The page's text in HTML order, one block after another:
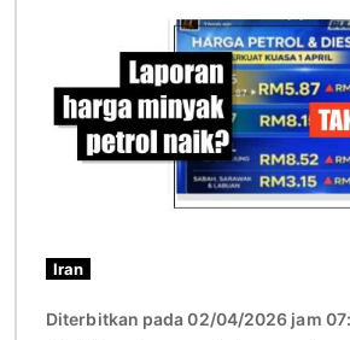
Iran
Diterbitkan pada 02/04/2026 jam